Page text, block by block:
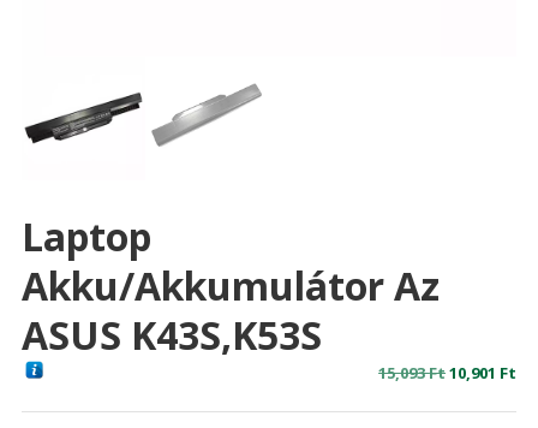
Laptop
Akku/akkumulátor Az
ASUS K43S,K53S
15,093FtOriginal
10,901 Ft